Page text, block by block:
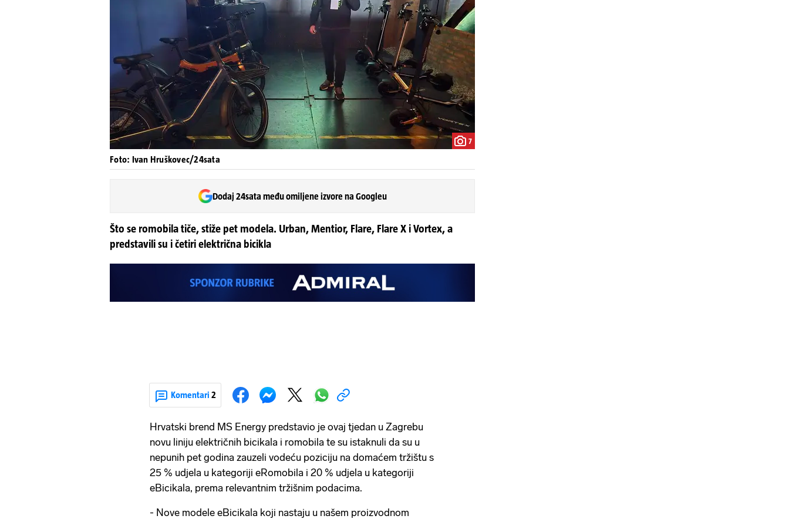
7
Foto: Ivan Hruškovec/24sata
Dodaj 24sata među omiljene izvore na Googleu
Što se romobila tiče, stiže pet modela. Urban, Mentior, Flare, Flare X i Vortex, a
predstavili su i četiri električna bicikla
Komentari 2
Hrvatski brend MS Energy predstavio je ovaj tjedan u Zagrebu
novu liniju električnih bicikala i romobila te su istaknuli da su u
nepunih pet godina zauzeli vodeću poziciju na domaćem tržištu s
25 % udjela u kategoriji eRomobila i 20 % udjela u kategoriji
eBicikala, prema relevantnim tržišnim podacima.
- Nove modele eBicikala koji nastaju u našem proizvodnom